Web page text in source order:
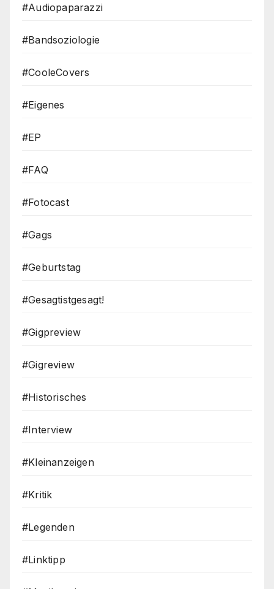
#Audiopaparazzi
#Bandsoziologie
#CooleCovers
#Eigenes
#EP
#FAQ
#Fotocast
#Gags
#Geburtstag
#Gesagtistgesagt!
#Gigpreview
#Gigreview
#Historisches
#Interview
#Kleinanzeigen
#Kritik
#Legenden
#Linktipp